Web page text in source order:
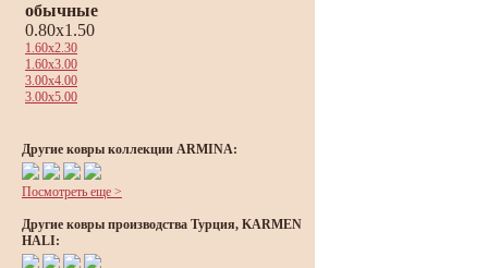
обычные
0.80x1.50
1.60x2.30
1.60x3.00
3.00x4.00
3.00x5.00
Другие ковры коллекции ARMINA:
Посмотреть еще >
Другие ковры производства Турция, KARMEN
HALI: